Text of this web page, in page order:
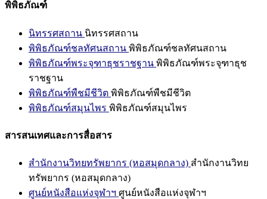
พิพิธภัณฑ์
นิทรรศสถาน นิทรรศสถาน
พิพิธภัณฑ์ชลทัศนสถาน พิพิธภัณฑ์ชลทัศนสถาน
พิพิธภัณฑ์พระจุฑาธุชราชฐาน พิพิธภัณฑ์พระจุฑาธุช
ราชฐาน
พิพิธภัณฑ์พืชมีชีวิต พิพิธภัณฑ์พืชมีชีวิต
พิพิธภัณฑ์สมุนไพร พิพิธภัณฑ์สมุนไพร
สารสนเทศและการสื่อสาร
สำนักงานวิทยทรัพยากร (หอสมุดกลาง) สำนักงานวิทย
ทรัพยากร (หอสมุดกลาง)
ศูนย์หนังสือแห่งจุฬาฯ ศูนย์หนังสือแห่งจุฬาฯ